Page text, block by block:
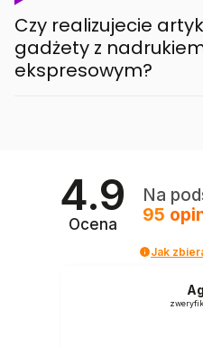
Czy realizujecie
gadżety z
ekspresowym?
4.9
Ocena
Na
95
Jak